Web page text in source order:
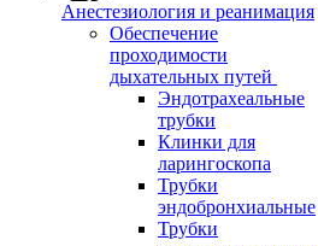
Анестезиология и реанимация
Обеспечение
проходимости
дыхательных путей
Эндотрахеальные
трубки
Клинки для
ларингоскопа
Трубки
эндобронхиальные
Трубки